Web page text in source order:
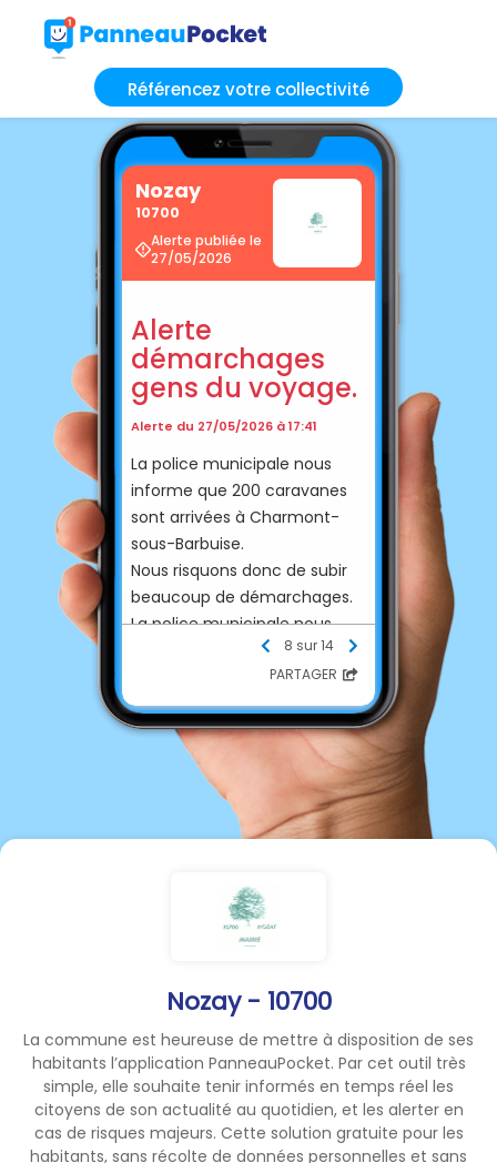
Référencez votre collectivité
Nozay - 10700
La commune est heureuse de mettre à disposition de ses
habitants l’application PanneauPocket. Par cet outil très
simple, elle souhaite tenir informés en temps réel les
citoyens de son actualité au quotidien, et les alerter en
cas de risques majeurs. Cette solution gratuite pour les
habitants, sans récolte de données personnelles et sans
Nozay
10700
Alerte publiée le
27/05/2026
Alerte
démarchages
gens du voyage.
Alerte du 27/05/2026 à 17:41
La police municipale nous
informe que 200 caravanes
sont arrivées à Charmont-
sous-Barbuise.
Nous risquons donc de subir
beaucoup de démarchages.
La police municipale nous
conseille de ne pas répondre
positivement et de rester
vigilants.
8 sur 14
PARTAGER